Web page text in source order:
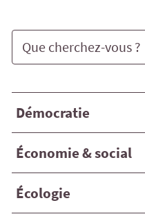
Démocratie
Économie & social
Écologie